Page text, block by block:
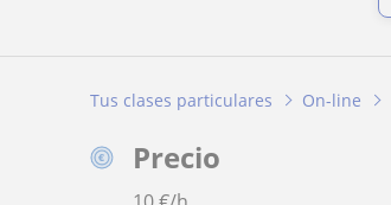
Tus clases particulares On-line
Precio